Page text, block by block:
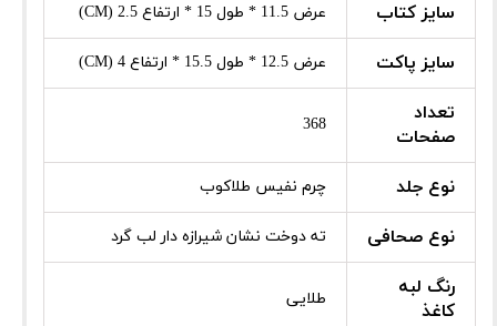
سایز کتاب عرض 11.5 * طول 15 * ارتفاع 2.5 (CM)
سایز پاکت عرض 12.5 * طول 15.5 * ارتفاع 4 (CM)
تعداد
صفحات
368
نوع جلد چرم نفیس طلاکوب
نوع صحافی ته دوخت نشان شیرازه دار لب گرد
رنگ لبه
کاغذ
طلایی